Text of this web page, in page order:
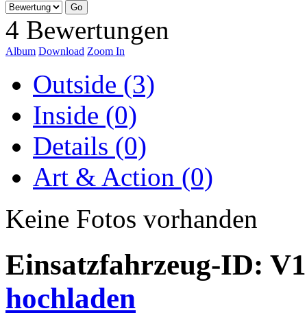
4 Bewertungen
Album Download Zoom In
Outside (3)
Inside (0)
Details (0)
Art & Action (0)
Keine Fotos vorhanden
Einsatzfahrzeug-ID:
hochladen